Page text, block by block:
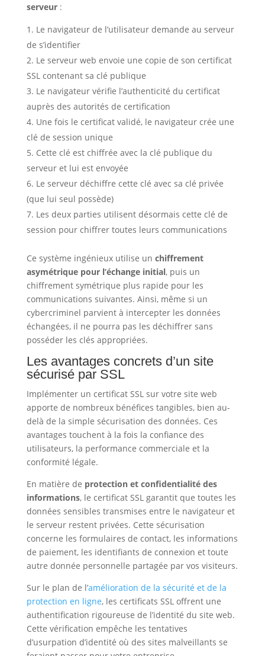
serveur:
Le navigateur de l’utilisateur demande au serveur
de s’identifier
Le serveur web envoie une copie de son certificat
SSL contenant sa clé publique
Le navigateur vérifie l’authenticité du certificat
auprès des autorités de certification
Une fois le certificat validé, le navigateur crée une
clé de session unique
Cette clé est chiffrée avec la clé publique du
serveur et lui est envoyée
Le serveur déchiffre cette clé avec sa clé privée
(que lui seul possède)
Les deux parties utilisent désormais cette clé de
session pour chiffrer toutes leurs communications
Ce système ingénieux utilise un chiffrement
asymétrique pour l’échange initial, puis un
chiffrement symétrique plus rapide pour les
communications suivantes. Ainsi, même si un
cybercriminel parvient à intercepter les données
échangées, il ne pourra pas les déchiffrer sans
posséder les clés appropriées.
Les avantages concrets d’un site
sécurisé par SSL
Implémenter un certificat SSL sur votre site web
apporte de nombreux bénéfices tangibles, bien au-
delà de la simple sécurisation des données. Ces
avantages touchent à la fois la confiance des
utilisateurs, la performance commerciale et la
conformité légale.
En matière de protection et confidentialité des
informations, le certificat SSL garantit que toutes les
données sensibles transmises entre le navigateur et
le serveur restent privées. Cette sécurisation
concerne les formulaires de contact, les informations
de paiement, les identifiants de connexion et toute
autre donnée personnelle partagée par vos visiteurs.
Sur le plan de l’amélioration de la sécurité et de la
protection en ligne, les certificats SSL offrent une
authentification rigoureuse de l’identité du site web.
Cette vérification empêche les tentatives
d’usurpation d’identité où des sites malveillants se